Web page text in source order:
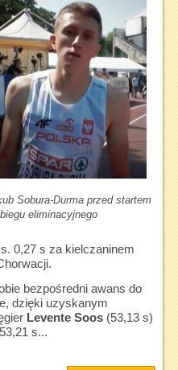
Sobura-Durma przed startem
eliminacyjnego
0,27 s za kielczaninem
bezpośredni awans do
dzięki uzyskanym
Levente Soos(53,13 s)
s...